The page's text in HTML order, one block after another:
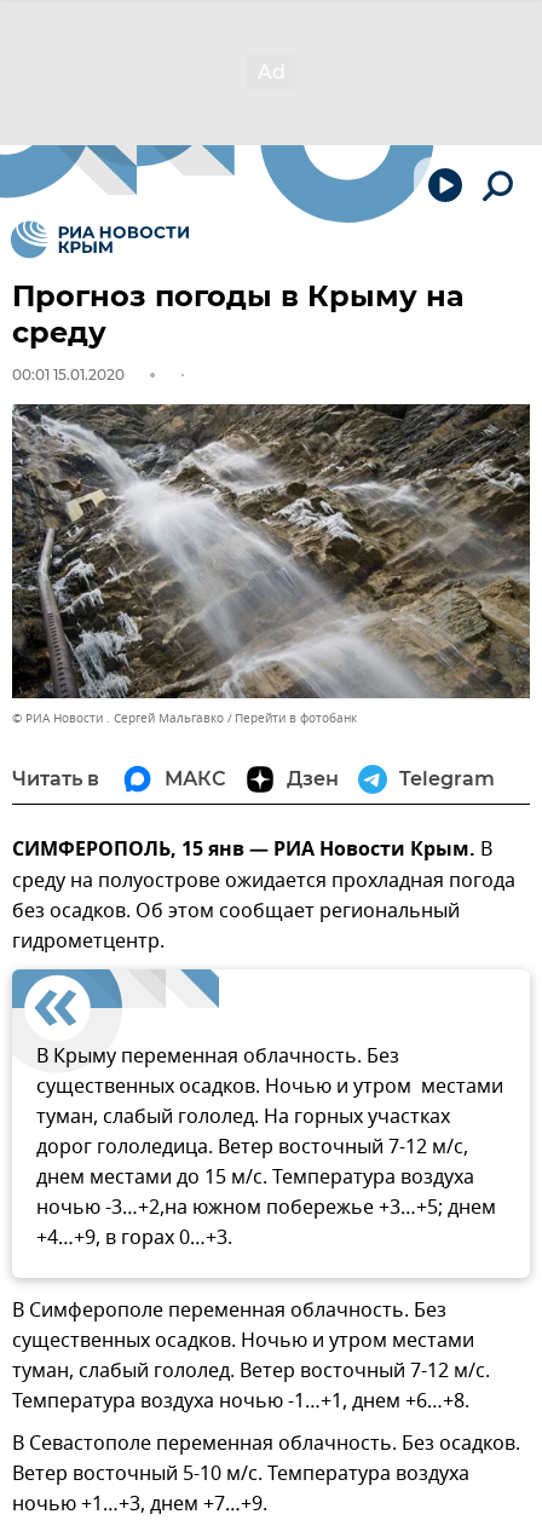
Прогноз погоды в Крыму на
среду
00:01 15.01.2020
© РИА Новости . Сергей Мальгавко Перейти в фотобанк
Читать в МАКС Дзен Telegram
СИМФЕРОПОЛЬ, 15 янв — РИА Новости Крым. В
среду на полуострове ожидается прохладная погода
без осадков. Об этом сообщает региональный
гидрометцентр.
В Крыму переменная облачность. Без
существенных осадков. Ночью и утром местами
туман, слабый гололед. На горных участках
дорог гололедица. Ветер восточный 7-12 м/с,
днем местами до 15 м/с. Температура воздуха
ночью -3…+2,на южном побережье +3…+5; днем
+4…+9, в горах 0…+3.
В Симферополе переменная облачность. Без
существенных осадков. Ночью и утром местами
туман, слабый гололед. Ветер восточный 7-12 м/с.
Температура воздуха ночью -1…+1, днем +6…+8.
В Севастополе переменная облачность. Без осадков.
Ветер восточный 5-10 м/с. Температура воздуха
ночью +1…+3, днем +7…+9.